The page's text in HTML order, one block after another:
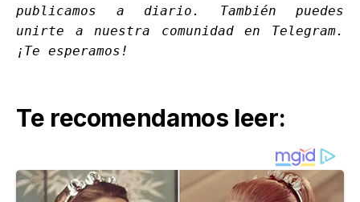
publicamos a diario. También puedes
unirte a nuestra comunidad en Telegram.
¡Te esperamos!
Te recomendamos leer: